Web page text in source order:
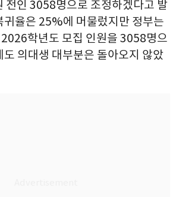
전인 3058명으로 조정하겠다고 발
귀율은 25%에 머물렀지만 정부는
학년도 모집 인원을 3058명으
도 의대생 대부분은 돌아오지 않았